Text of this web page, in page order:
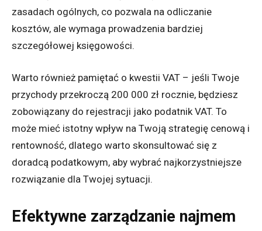
zasadach ogólnych, co pozwala na odliczanie
kosztów, ale wymaga prowadzenia bardziej
szczegółowej księgowości.
Warto również pamiętać o kwestii VAT – jeśli Twoje
przychody przekroczą 200 000 zł rocznie, będziesz
zobowiązany do rejestracji jako podatnik VAT. To
może mieć istotny wpływ na Twoją strategię cenową i
rentowność, dlatego warto skonsultować się z
doradcą podatkowym, aby wybrać najkorzystniejsze
rozwiązanie dla Twojej sytuacji.
Efektywne zarządzanie najmem